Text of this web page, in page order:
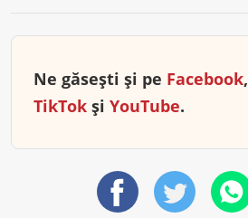
Ne găsești și pe Facebook,
TikTok și YouTube.